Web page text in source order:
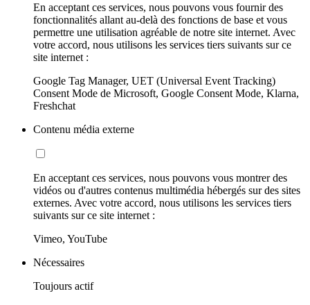
En acceptant ces services, nous pouvons vous fournir des
fonctionnalités allant au-delà des fonctions de base et vous
permettre une utilisation agréable de notre site internet. Avec
votre accord, nous utilisons les services tiers suivants sur ce
site internet :
Google Tag Manager, UET (Universal Event Tracking)
Consent Mode de Microsoft, Google Consent Mode, Klarna,
Freshchat
Contenu média externe
En acceptant ces services, nous pouvons vous montrer des
vidéos ou d'autres contenus multimédia hébergés sur des sites
externes. Avec votre accord, nous utilisons les services tiers
suivants sur ce site internet :
Vimeo, YouTube
Nécessaires
Toujours actif